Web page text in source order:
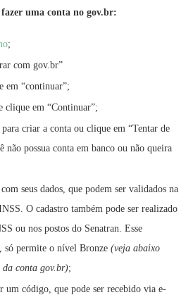
fazer uma conta no gov.br:
;
com gov.br”
em “continuar”;
clique em “Continuar”;
criar a conta ou clique em “Tentar de
não possua conta em banco ou não queira
seus dados, que podem ser validados na
O cadastro também pode ser realizado
ou nos postos do Senatran. Esse
só permite o nível Bronze (veja abaixo
conta gov.br);
um código, que pode ser recebido via e-